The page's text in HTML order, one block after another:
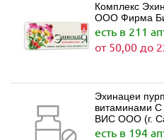
Комплекс
ООО Фирма
есть в 211
от 50,00 до
Эхинацеи
витаминами С и Е (капсулы
ВИС ООО (г.
есть в 194